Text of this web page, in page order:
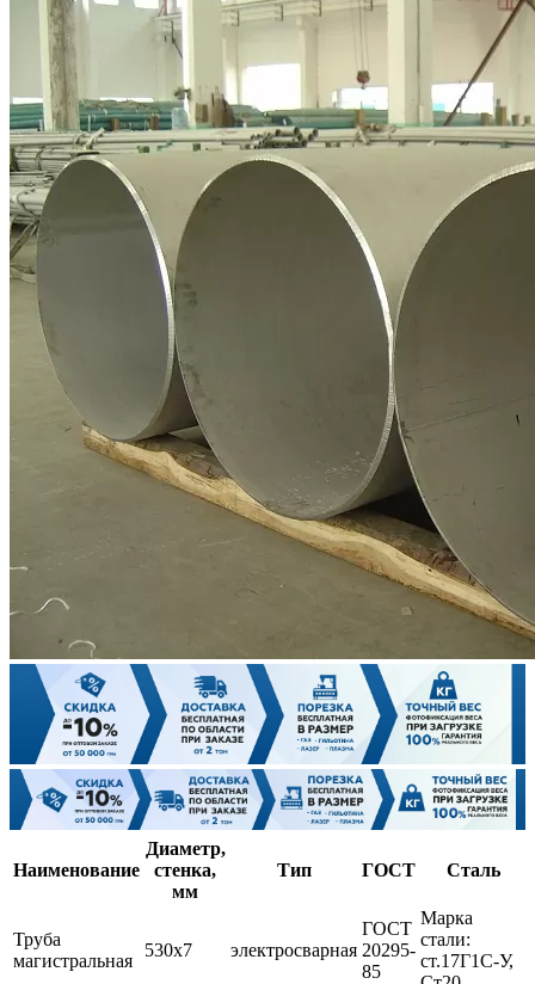
Наименование
Диаметр,
стенка,
мм
Тип ГОСТ Сталь
Труба
магистральная
530х7 электросварная
ГОСТ
20295-
85
Марка
стали:
ст.17Г1С-У,